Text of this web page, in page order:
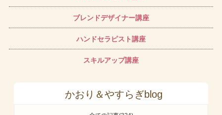
ブレンドデザイナー講座
ハンドセラピスト講座
スキルアップ講座
かおり＆やすらぎblog